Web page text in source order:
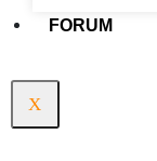
FORUM
X